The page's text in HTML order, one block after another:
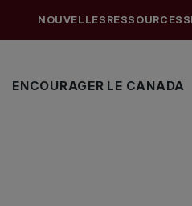
ENCOURAGER LE CANADA
NOUVELLES RESSOURCES